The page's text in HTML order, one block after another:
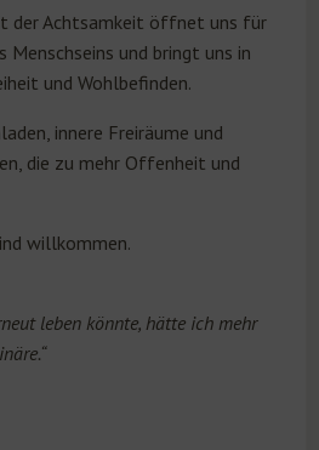
der Achtsamkeit öffnet uns für
und bringt uns in
und Wohlbefinden.
innere Freiräume und
die zu mehr Offenheit und
willkommen.
leben könnte, hätte ich mehr